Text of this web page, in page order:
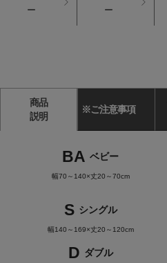
ー
ー
商品
説明
※ご注意事項
BA ベビー
幅70～140×丈20～70cm
S シングル
幅140～169×丈20～120cm
D ダブル